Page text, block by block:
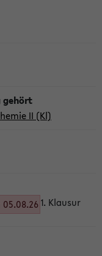
II (Kl)
1. Klausur